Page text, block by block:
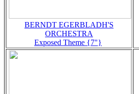
BERNDT EGERBLADH'S
ORCHESTRA
Exposed Theme {7"}